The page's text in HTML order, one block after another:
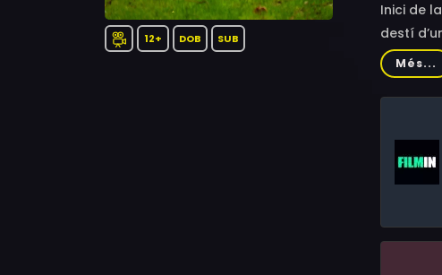
12+ DOB SUB
Inici de
destí
Més...